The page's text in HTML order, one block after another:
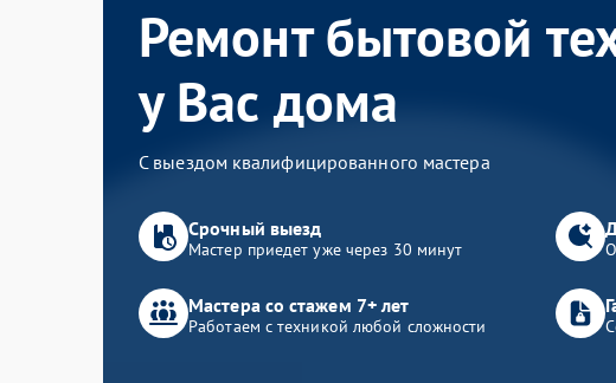
Ремонт бытовой
у Вас дома
С выездом квалифицированного мастера
Срочный выезд
Мастер приедет уже через 30 минут
Мастера со стажем 7+ лет
Работаем с техникой любой сложности